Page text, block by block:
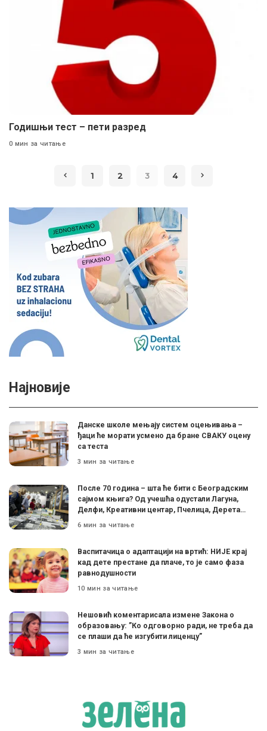
Годишњи тест – пети разред
0 мин за читање
1 2 3 4
Најновије
Данске школе мењају систем оцењивања –
ђаци ће морати усмено да бране СВАКУ оцену
са теста
3 мин за читање
После 70 година – шта ће бити с Београдским
сајмом књига? Од учешћа одустали Лагуна,
Делфи, Креативни центар, Пчелица, Дерета…
6 мин за читање
Васпитачица о адаптацији на вртић: НИЈЕ крај
кад дете престане да плаче, то је само фаза
равнодушности
10 мин за читање
Нешовић коментарисала измене Закона о
образовању: ”Ко одговорно ради, не треба да
се плаши да ће изгубити лиценцу”
3 мин за читање